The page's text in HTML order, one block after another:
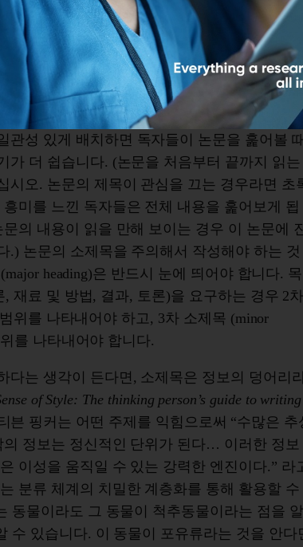
논문 초안을 준 다음에 여러분이 사용한 소제목
을 가지고 조직도 (organogram, organizational
chart)를 만들어 보라고 해보십시오. 만약 그 사
이 소제목을 적절한 위치에 배열해 조직도를 만
관성 있게 배치하면 독자들이 논문을 훑어볼 때
가 더 쉽습니다. (논문을 처음부터 끝까지 읽는
시오. 논문의 제목이 관심을 끄는 경우라면 초
미를 느낀 독자들은 전체 내용을 훑어보게 됩
의 내용이 읽을 만해 보이는 경우 이 논문에
.) 논문의 소제목을 주의해서 작성해야 하는 것
heading)은 반드시 눈에 띄어야 합니다. 목
재료 및 방법, 결과, 토론)을 요구하는 경우 2차
위를 나타내어야 하고, 3차 소제목 (minor
를 나타내어야 합니다.
다는 생각이 든다면, 소제목은 정보의 덩어리
of Style: The thinking person’s guide to writing
븐 핑커는 어떤 주제를 익힘으로써 “수많은 추
정보는 정신적인 단위가 된다… 이러한 정보
이성을 움직일 수 있는 강력한 엔진이다.” 라
분류 체계의 치밀한 계층화를 통해 활용할 수
동물이라도 그 동물이 척추동물이라는 점을 알
수 있습니다. 이 동물이 포유류라는 것을 안다